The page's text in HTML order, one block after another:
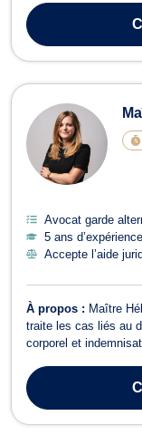
2022, elle a choisi de
conseil juridique
Avocat garde
5 ans d’expérience
Accepte l’aide
À propos : Maître
traite les cas liés au
corporel et
consommation, au
droit international et